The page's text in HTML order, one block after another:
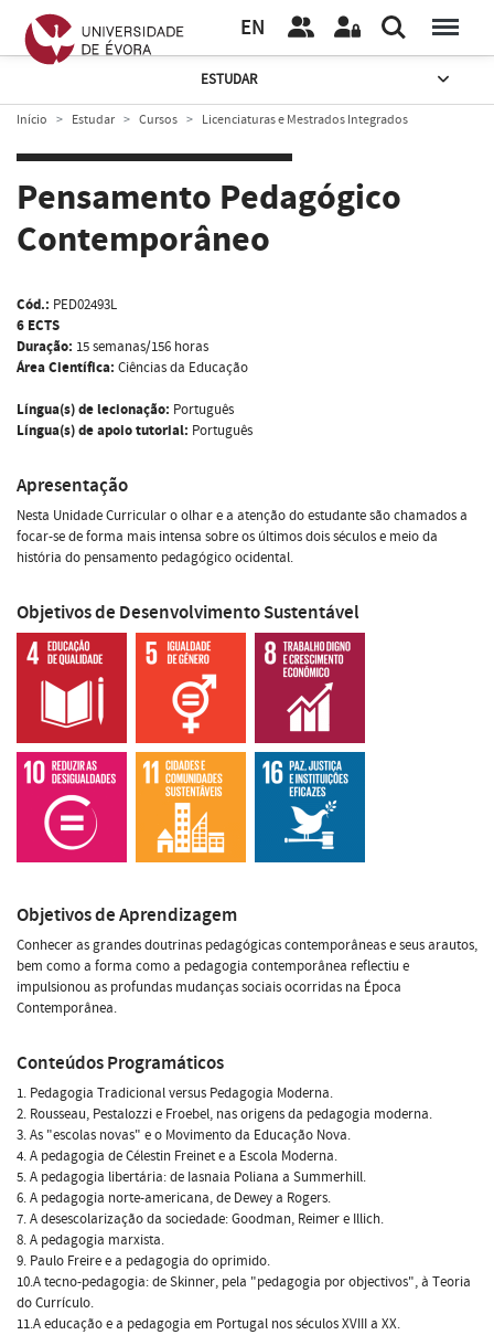
EN
ESTUDAR
Início Estudar Cursos Licenciaturas e Mestrados Integrados
Pensamento Pedagógico
Contemporâneo
Cód.: PED02493L
6 ECTS
Duração: 15 semanas/156 horas
Área Científica: Ciências da Educação
Língua(s) de lecionação: Português
Língua(s) de apoio tutorial: Português
Apresentação
Nesta Unidade Curricular o olhar e a atenção do estudante são chamados a
focar-se de forma mais intensa sobre os últimos dois séculos e meio da
história do pensamento pedagógico ocidental.
Objetivos de Desenvolvimento Sustentável
Objetivos de Aprendizagem
Conhecer as grandes doutrinas pedagógicas contemporâneas e seus arautos,
bem como a forma como a pedagogia contemporânea reflectiu e
impulsionou as profundas mudanças sociais ocorridas na Época
Contemporânea.
Conteúdos Programáticos
1. Pedagogia Tradicional versus Pedagogia Moderna.
2. Rousseau, Pestalozzi e Froebel, nas origens da pedagogia moderna.
3. As "escolas novas" e o Movimento da Educação Nova.
4. A pedagogia de Célestin Freinet e a Escola Moderna.
5. A pedagogia libertária: de Iasnaia Poliana a Summerhill.
6. A pedagogia norte-americana, de Dewey a Rogers.
7. A desescolarização da sociedade: Goodman, Reimer e Illich.
8. A pedagogia marxista.
9. Paulo Freire e a pedagogia do oprimido.
10.A tecno-pedagogia: de Skinner, pela "pedagogia por objectivos", à Teoria
do Currículo.
11.A educação e a pedagogia em Portugal nos séculos XVIII a XX.